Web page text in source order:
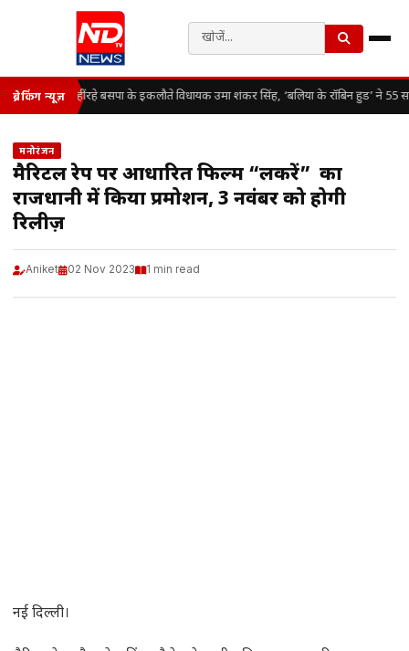
ब्रेकिंग न्यूज़ नहीं रहे बसपा के इकलौते विधायक उमा शंकर सिंह, ‘बलिया के रॉबिन हुड’ ने 55
मनोरंजन
मैरिटल रेप पर आधारित फिल्म “लकीरें” का
राजधानी में किया प्रमोशन, 3 नवंबर को होगी
रिलीज़
Aniket 02 Nov 2023 1 min read
नई दिल्ली।